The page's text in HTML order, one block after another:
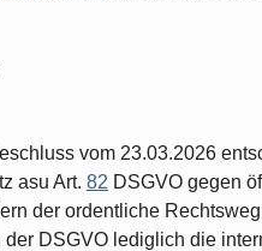
vom 23.03.2026
asu Art. 82 DSGVO gegen
der ordentliche
DSGVO lediglich die